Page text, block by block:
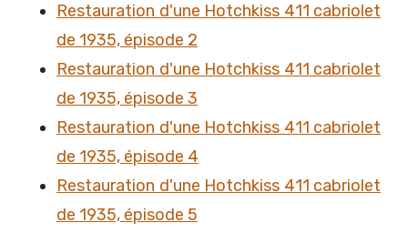
Restauration d'une Hotchkiss 411 cabriolet
de 1935, épisode 2
Restauration d'une Hotchkiss 411 cabriolet
de 1935, épisode 3
Restauration d'une Hotchkiss 411 cabriolet
de 1935, épisode 4
Restauration d'une Hotchkiss 411 cabriolet
de 1935, épisode 5